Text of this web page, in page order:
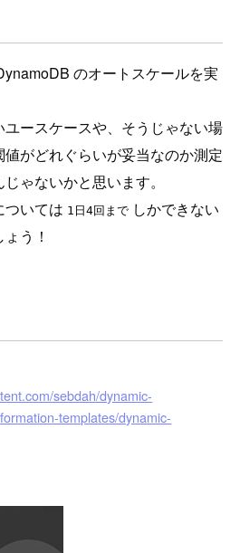
のオートスケールを実
ースケースや、そうじゃない場
がどれぐらいが妥当なのか測定
ゃないかと思います。
ついては 1日4回まで しかできない
う！
sebdah/dynamic-
templates/dynamic-